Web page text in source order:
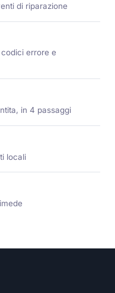
di riparazione
errore e
in 4 passaggi
locali